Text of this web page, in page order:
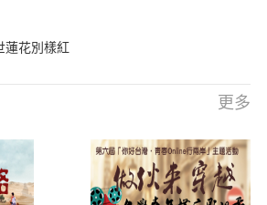
蓮花別樣紅
更多